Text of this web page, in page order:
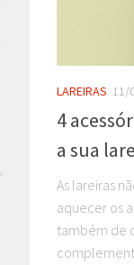
LAREIRAS 11/
4
a sua
As lareiras
aquecer os
também de